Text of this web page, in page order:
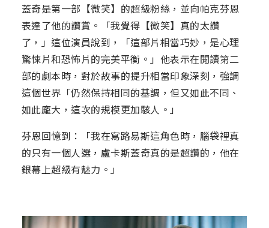
蓋奇是第一部【微笑】的超級粉絲，並向帕克芬恩
表達了他的讚賞。「我覺得【微笑】真的太讚
了，」這位演員說到，「這部片相當巧妙，是心理
驚悚片和恐怖片的完美平衡。」他表示在閱讀第二
部的劇本時，對於故事的提升相當印象深刻，強調
這個世界「仍然保持相同的基調，但又如此不同、
如此龐大，這次的規模更加駭人。」
芬恩回憶到：「我在寫路易斯這角色時，腦袋裡真
的只有一個人選，盧卡斯蓋奇真的是超讚的，他在
銀幕上超級有魅力。」